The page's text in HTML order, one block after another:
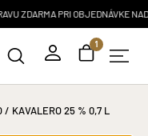
PRI OBJEDNÁVKE NAD 100 €
1
/ KAVALERO 25 % 0,7 L